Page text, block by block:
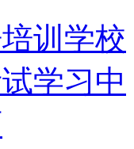
训学校
学习中